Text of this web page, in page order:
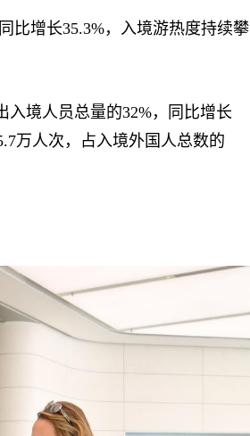
增长35.3%，入境游热度持续攀
境人员总量的32%，同比增长
万人次，占入境外国人总数的